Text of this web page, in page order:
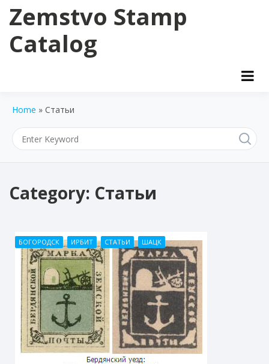
content
Zemstvo Stamp
Catalog
Home » Статьи
Category: Статьи
БОГОРОДСК ИРБИТ СТАТЬИ ШАЦК